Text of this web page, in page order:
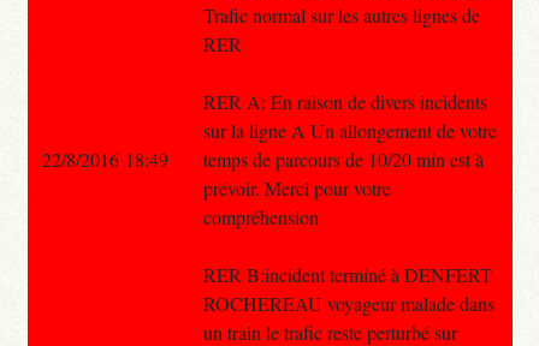
Trafic normal sur les autres lignes de
RER
RER A: En raison de divers incidents
sur la ligne A Un allongement de votre
temps de parcours de 10/20 min est à
prévoir. Merci pour votre
compréhension
RER B:incident terminé à DENFERT
ROCHEREAU voyageur malade dans
un train le trafic reste perturbé sur
22/8/2016 18:49